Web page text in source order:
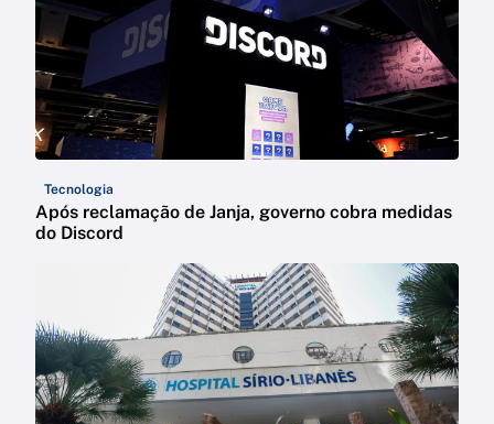
Tecnologia
Após reclamação de Janja, governo cobra medidas
do Discord